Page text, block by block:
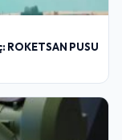
PUSU